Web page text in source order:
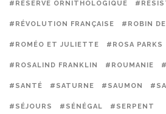
#RÉSERVE ORNITHOLOGIQUE
#RÉVOLUTION FRANÇAISE #ROBIN
#ROMÉO ET JULIETTE #ROSA PARKS
#ROSALIND FRANKLIN #ROUMANIE
#SANTÉ #SATURNE #SAUMON
#SÉJOURS #SÉNÉGAL #SERPENT